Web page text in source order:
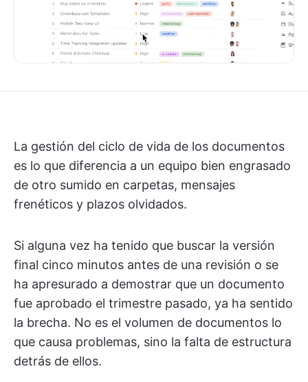
La gestión del ciclo de vida de los documentos
es lo que diferencia a un equipo bien engrasado
de otro sumido en carpetas, mensajes
frenéticos y plazos olvidados.
Si alguna vez ha tenido que buscar la versión
final cinco minutos antes de una revisión o se
ha apresurado a demostrar que un documento
fue aprobado el trimestre pasado, ya ha sentido
la brecha. No es el volumen de documentos lo
que causa problemas, sino la falta de estructura
detrás de ellos.